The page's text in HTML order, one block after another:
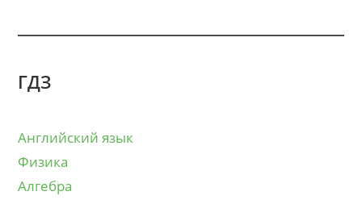
ГДЗ
Английский язык
Физика
Алгебра